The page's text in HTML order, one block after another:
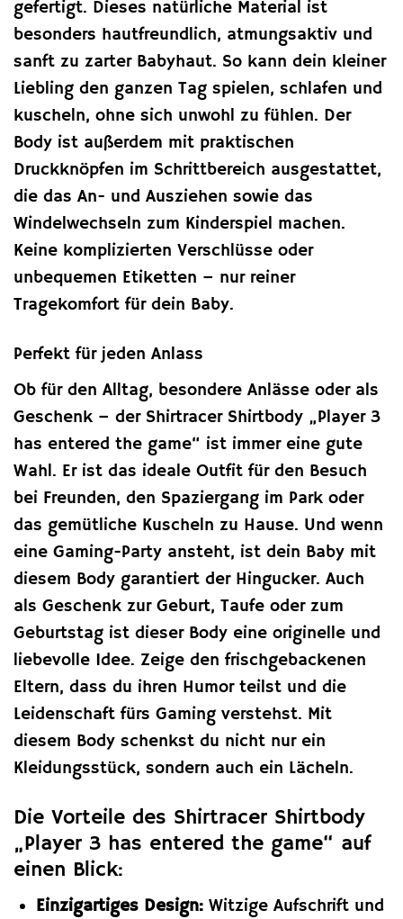
gefertigt. Dieses natürliche Material ist
besonders hautfreundlich, atmungsaktiv und
sanft zu zarter Babyhaut. So kann dein kleiner
Liebling den ganzen Tag spielen, schlafen und
kuscheln, ohne sich unwohl zu fühlen. Der
Body ist außerdem mit praktischen
Druckknöpfen im Schrittbereich ausgestattet,
die das An- und Ausziehen sowie das
Windelwechseln zum Kinderspiel machen.
Keine komplizierten Verschlüsse oder
unbequemen Etiketten – nur reiner
Tragekomfort für dein Baby.
Perfekt für jeden Anlass
Ob für den Alltag, besondere Anlässe oder als
Geschenk – der Shirtracer Shirtbody „Player 3
has entered the game“ ist immer eine gute
Wahl. Er ist das ideale Outfit für den Besuch
bei Freunden, den Spaziergang im Park oder
das gemütliche Kuscheln zu Hause. Und wenn
eine Gaming-Party ansteht, ist dein Baby mit
diesem Body garantiert der Hingucker. Auch
als Geschenk zur Geburt, Taufe oder zum
Geburtstag ist dieser Body eine originelle und
liebevolle Idee. Zeige den frischgebackenen
Eltern, dass du ihren Humor teilst und die
Leidenschaft fürs Gaming verstehst. Mit
diesem Body schenkst du nicht nur ein
Kleidungsstück, sondern auch ein Lächeln.
Die Vorteile des Shirtracer Shirtbody
„Player 3 has entered the game“ auf
einen Blick:
Einzigartiges Design:Witzige Aufschrift und